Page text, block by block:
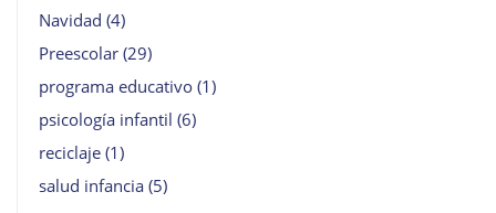
Navidad (4)
Preescolar (29)
programa educativo (1)
psicología infantil (6)
reciclaje (1)
salud infancia (5)